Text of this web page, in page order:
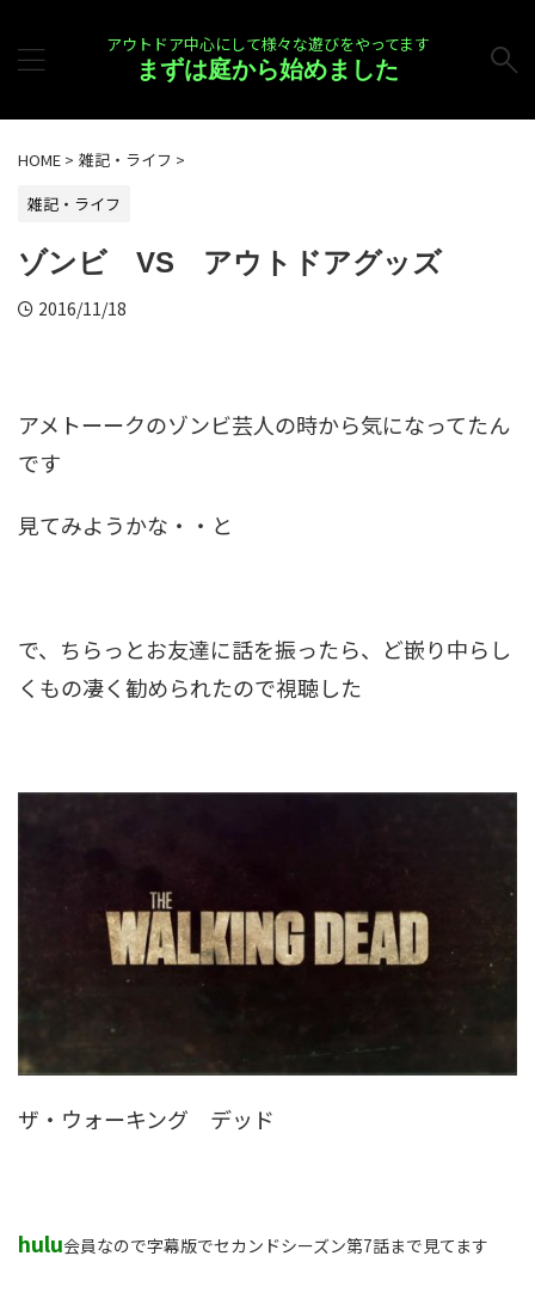
アウトドア中心にして様々な遊びをやってます
まずは庭から始めました
HOME > 雑記・ライフ >
雑記・ライフ
ゾンビ VS アウトドアグッズ
2016/11/18
アメトーークのゾンビ芸人の時から気になってたん
です
見てみようかな・・と
で、ちらっとお友達に話を振ったら、ど嵌り中らし
くもの凄く勧められたので視聴した
ザ・ウォーキング デッド
hulu会員なので字幕版でセカンドシーズン第7話まで見てます